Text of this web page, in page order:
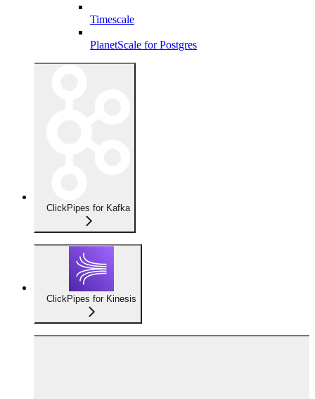
Timescale
PlanetScale for Postgres
ClickPipes for Kafka
ClickPipes for Kinesis